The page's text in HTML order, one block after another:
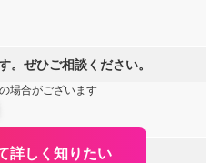
。ぜひご相談ください。
場合がございます
詳しく知りたい